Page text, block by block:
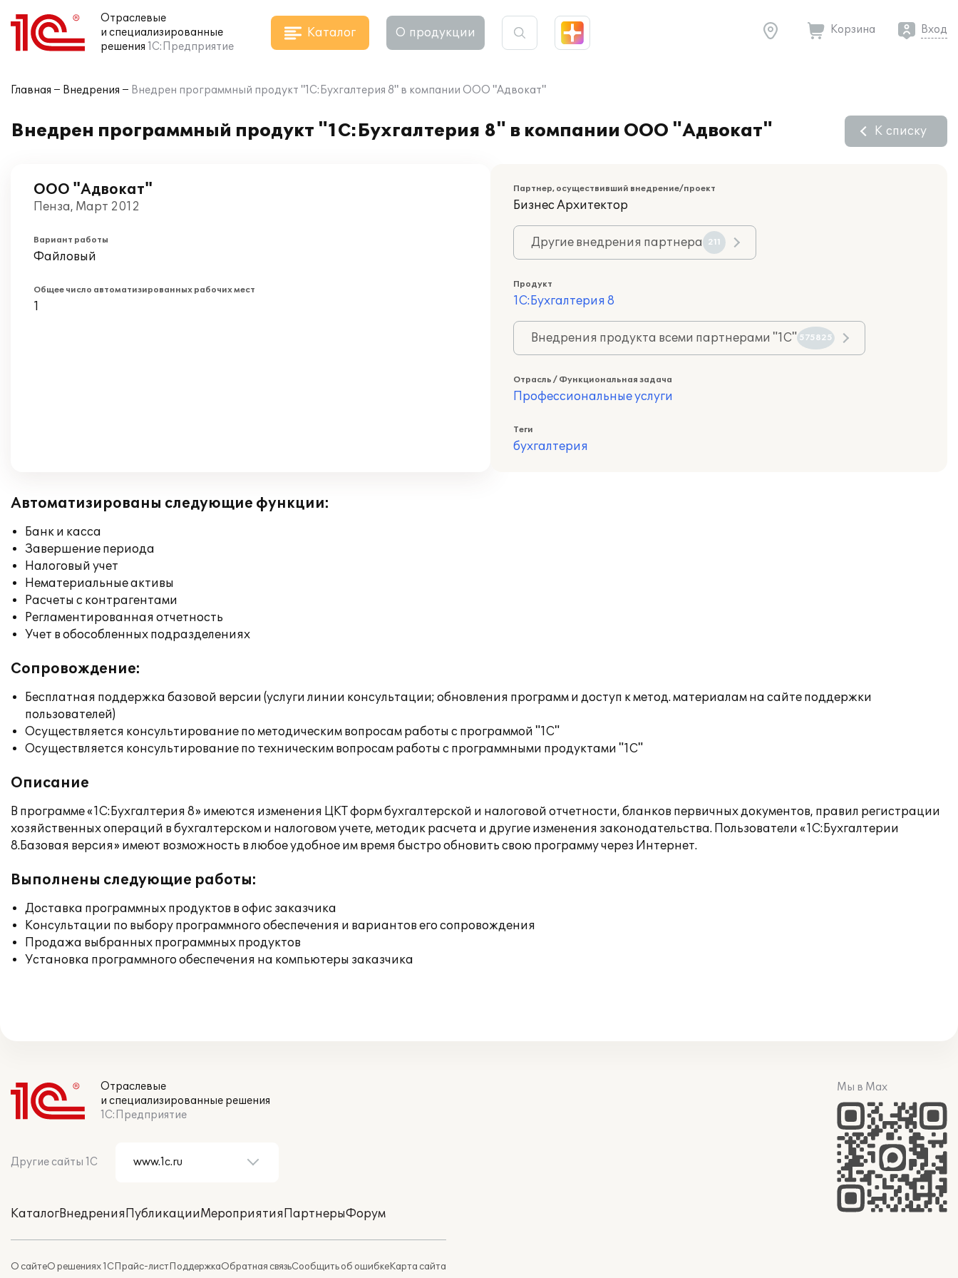
Отраслевые
и специализированные
решения 1С:Предприятие
Каталог О продукции Корзина Вход
Главная Внедрения Внедрен программный продукт "1С:Бухгалтерия 8" в компании ООО "Адвокат"
Внедрен программный продукт "1С:Бухгалтерия 8" в компании ООО "Адвокат" К списку
ООО "Адвокат"
Пенза, Март 2012
Вариант работы
Файловый
Общее число автоматизированных рабочих мест
1
Партнер, осуществивший внедрение/проект
Бизнес Архитектор
Другие внедрения партнера 211
Продукт
1С:Бухгалтерия 8
Внедрения продукта всеми партнерами "1С" 575825
Отрасль / Функциональная задача
Профессиональные услуги
Теги
бухгалтерия
Автоматизированы следующие функции:
Банк и касса
Завершение периода
Налоговый учет
Нематериальные активы
Расчеты с контрагентами
Регламентированная отчетность
Учет в обособленных подразделениях
Сопровождение:
Бесплатная поддержка базовой версии (услуги линии консультации; обновления программ и доступ к метод. материалам на сайте поддержки
пользователей)
Осуществляется консультирование по методическим вопросам работы с программой "1С"
Осуществляется консультирование по техническим вопросам работы с программными продуктами "1С"
Описание
В программе «1С:Бухгалтерия 8» имеются изменения ЦКТ форм бухгалтерской и налоговой отчетности, бланков первичных документов, правил регистрации
хозяйственных операций в бухгалтерском и налоговом учете, методик расчета и другие изменения законодательства. Пользователи «1С:Бухгалтерии
8.Базовая версия» имеют возможность в любое удобное им время быстро обновить свою программу через Интернет.
Выполнены следующие работы:
Доставка программных продуктов в офис заказчика
Консультации по выбору программного обеспечения и вариантов его сопровождения
Продажа выбранных программных продуктов
Установка программного обеспечения на компьютеры заказчика
Отраслевые
и специализированные решения
1С:Предприятие
Другие сайты 1С
КаталогВнедренияПубликацииМероприятияПартнерыФорум
О сайтеО решениях 1СПрайс-листПоддержкаОбратная связьСообщить об ошибкеКарта сайта
Мы в Max